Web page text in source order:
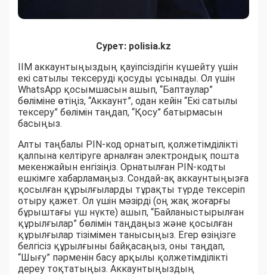
Сурет: polisia.kz
ІІМ аккаунтыңыздың қауіпсіздігін күшейту үшін
екі сатылы тексеруді қосуды ұсынады. Ол үшін
WhatsApp қосымшасын ашып, “Баптаулар”
бөліміне өтіңіз, “Аккаунт”, одан кейін “Екі сатылы
тексеру” бөлімін таңдап, “Қосу” батырмасын
басыңыз.
Алты таңбалы PIN-код орнатып, қолжетімділікті
қалпына келтіруге арналған электрондық пошта
мекенжайын енгізіңіз. Орнатылған PIN-кодты
ешкімге хабарламаңыз. Сондай-ақ аккаунтыңызға
қосылған құрылғыларды тұрақты түрде тексеріп
отыру қажет. Ол үшін мәзірді (оң жақ жоғарғы
бұрыштағы үш нүкте) ашып, “Байланыстырылған
құрылғылар” бөлімін таңдаңыз және қосылған
құрылғылар тізімімен танысыңыз. Егер өзіңізге
белгісіз құрылғыны байқасаңыз, оны таңдап,
“Шығу” пәрменін басу арқылы қолжетімділікті
дереу тоқтатыңыз. Аккаунтыңыздың